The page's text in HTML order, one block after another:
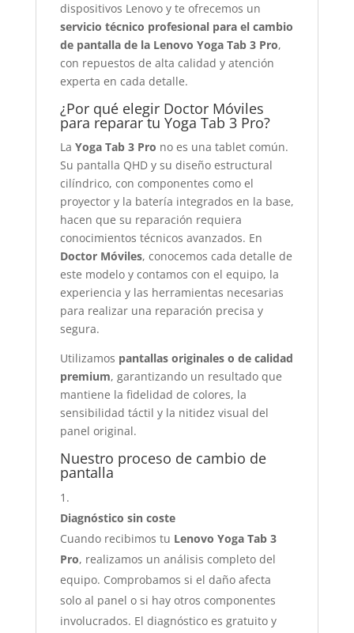
dispositivos Lenovo y te ofrecemos un
servicio técnico profesional para el cambio
de pantalla de la Lenovo Yoga Tab 3 Pro,
con repuestos de alta calidad y atención
experta en cada detalle.
¿Por qué elegir Doctor Móviles
para reparar tu Yoga Tab 3 Pro?
La Yoga Tab 3 Pro no es una tablet común.
Su pantalla QHD y su diseño estructural
cilíndrico, con componentes como el
proyector y la batería integrados en la base,
hacen que su reparación requiera
conocimientos técnicos avanzados. En
Doctor Móviles, conocemos cada detalle de
este modelo y contamos con el equipo, la
experiencia y las herramientas necesarias
para realizar una reparación precisa y
segura.
Utilizamos pantallas originales o de calidad
premium, garantizando un resultado que
mantiene la fidelidad de colores, la
sensibilidad táctil y la nitidez visual del
panel original.
Nuestro proceso de cambio de
pantalla
Diagnóstico sin coste
Cuando recibimos tu Lenovo Yoga Tab 3
Pro, realizamos un análisis completo del
equipo. Comprobamos si el daño afecta
solo al panel o si hay otros componentes
involucrados. El diagnóstico es gratuito y